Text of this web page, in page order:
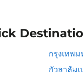
กรุงเทพ
กัวลาลัมเ